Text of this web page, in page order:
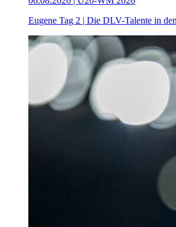
Eugene Tag 2 | Die DLV-Talente in